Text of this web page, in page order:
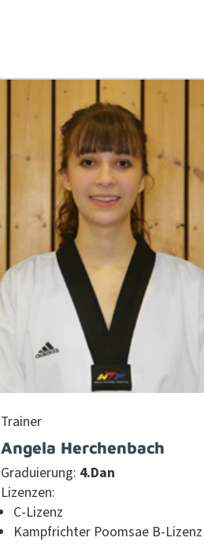
Train­er
Angela Herchenbach
Graduierung: 4.Dan
Lizen­zen:
C‑Lizenz
Kampfrichter Poom­sae B‑Lizenz